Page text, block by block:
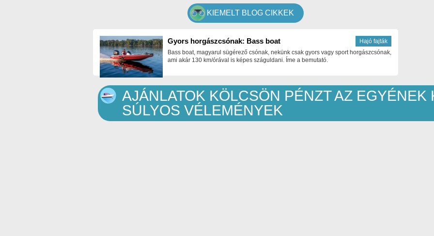
KIEMELT BLOG CIKKEK
Hajó fajták
Gyors horgászcsónak: Bass boat
Bass boat, magyarul sügérező csónak, nekünk csak gyors vagy sport horgászcsónak,
ami akár 130 km/órával is képes száguldani. Íme a bemutató.
AJÁNLATOK KÖLCSÖN PÉNZT AZ EGYÉNEK
SÚLYOS VÉLEMÉNYEK